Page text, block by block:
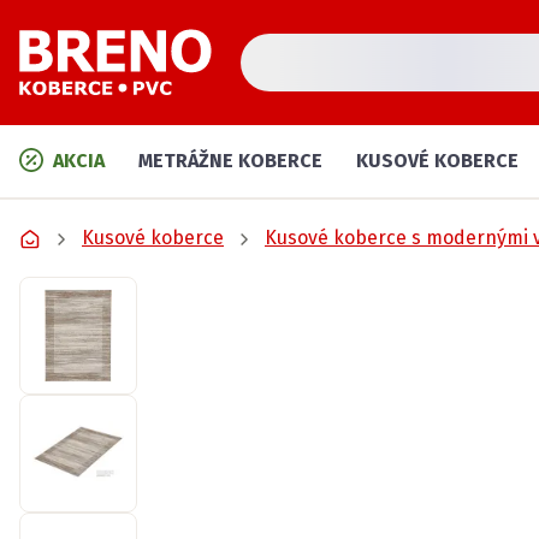
AKCIA METRÁŽNE KOBERCE KUSOVÉ KOBERCE
Kusové koberce Kusové koberce s modernými